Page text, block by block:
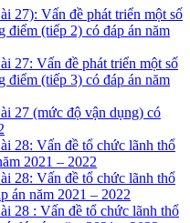
27): Vấn đề phát triển một số
điểm (tiếp 2) có đáp án năm
27: Vấn đề phát triển một số
điểm (tiếp 3) có đáp án năm
27 (mức độ vận dụng) có
28: Vấn đề tổ chức lãnh thổ
2021 – 2022
28: Vấn đề tổ chức lãnh thổ
án năm 2021 – 2022
28 : Vấn đề tổ chức lãnh thổ